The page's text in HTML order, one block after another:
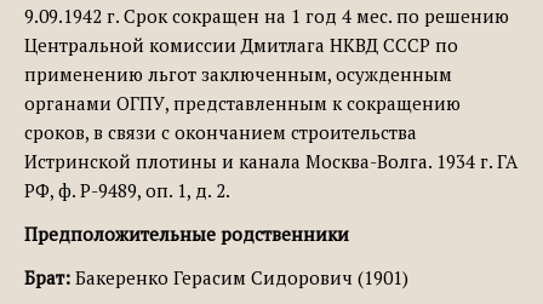
9.09.1942 г. Срок сокращен на 1 год 4 мес. по решению
Центральной комиссии Дмитлага НКВД СССР по
применению льгот заключенным, осужденным
органами ОГПУ, представленным к сокращению
сроков, в связи с окончанием строительства
Истринской плотины и канала Москва-Волга. 1934 г. ГА
РФ, ф. Р-9489, оп. 1, д. 2.
Предположительные родственники
Брат: Бакеренко Герасим Сидорович (1901)